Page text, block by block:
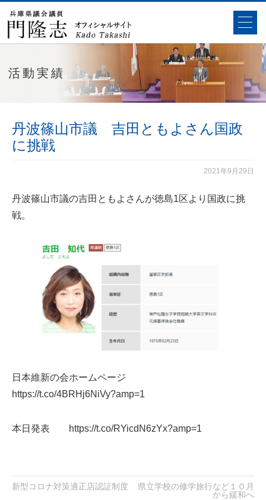
活動実績
丹波篠山市議 吉田ともよさん国政
に挑戦
2021年9月29日
丹波篠山市議の吉田ともよさんが徳島1区より国政に挑
戦。
日本維新の会ホームページ
https://t.co/4BRHj6NiVy?amp=1
本日発表 https://t.co/RYicdN6zYx?amp=1
新型コロナ対策適正店認証制度
県立学校の修学旅行など１０月
から緩和へ